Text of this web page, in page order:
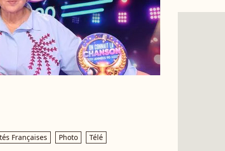
Françaises Photo Télé